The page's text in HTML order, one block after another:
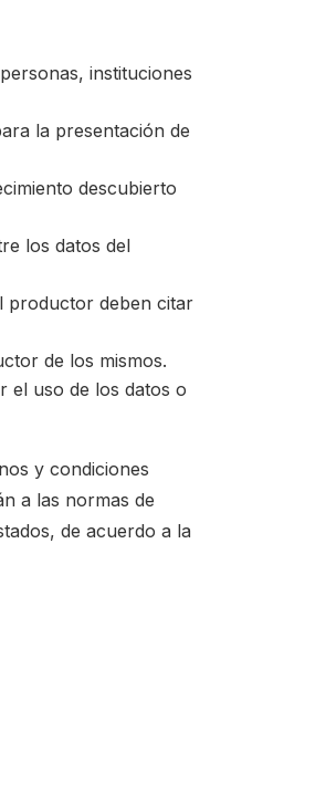
instituciones
la presentación de
descubierto
los datos del
productor deben citar
de los mismos.
el uso de los datos o
y condiciones
a las normas de
de acuerdo a la